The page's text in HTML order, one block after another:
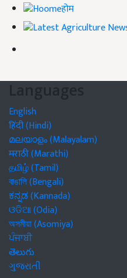
होम
Languages
English
हिंदी (Hindi)
മലയാളം (Malayalam)
मराठी (Marathi)
தமிழ் (Tamil)
বাঙালি (Bengali)
ಕನ್ನಡ (Kannada)
ଓଡିଆ (Odia)
অসমীয়া (Asomiya)
ਪੰਜਾਬੀ
తెలుగు
ગુજરાતી